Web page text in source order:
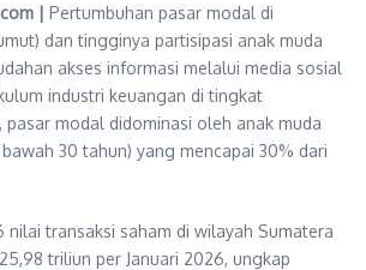
| Pertumbuhan pasar modal di
dan tingginya partisipasi anak muda
akses informasi melalui media sosial
industri keuangan di tingkat
pasar modal didominasi oleh anak muda
30 tahun) yang mencapai 30% dari
nilai transaksi saham di wilayah Sumatera
triliun per Januari 2026, ungkap